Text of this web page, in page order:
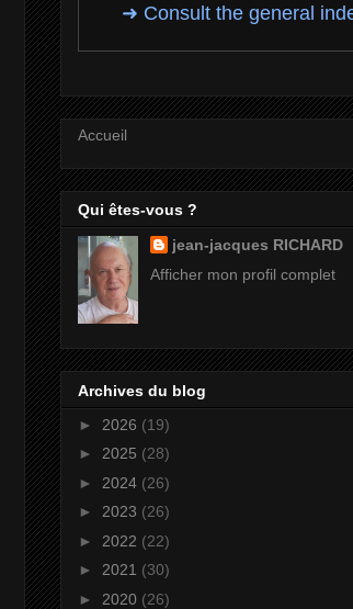
➜ Consult the general
Accueil
Qui êtes-vous ?
jean-jacques RICHARD
Afficher mon profil complet
Archives du blog
► 2026 (19)
► 2025 (28)
► 2024 (26)
► 2023 (26)
► 2022 (22)
► 2021 (30)
► 2020 (26)